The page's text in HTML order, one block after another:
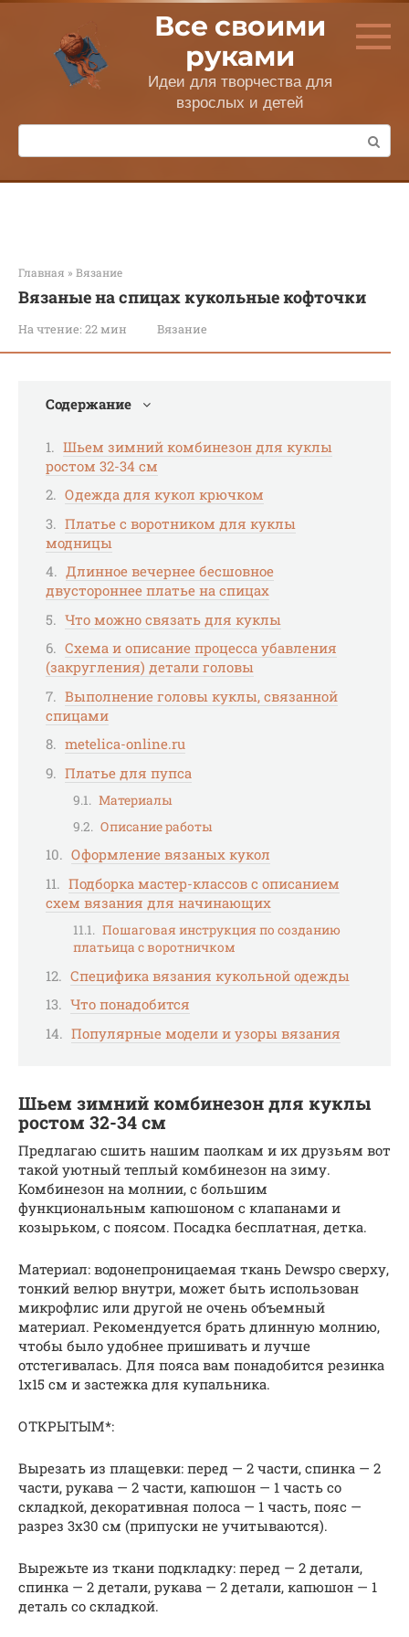
Перейти
контенту
Все своими
руками
Идеи для творчества для
взрослых и детей
Поиск:
Главная » Вязание
Вязаные на спицах кукольные кофточки
На чтение: 22 мин Вязание
Содержание
Шьем зимний комбинезон для куклы
ростом 32-34 см
Одежда для кукол крючком
Платье с воротником для куклы
модницы
Длинное вечернее бесшовное
двустороннее платье на спицах
Что можно связать для куклы
Схема и описание процесса убавления
(закругления) детали головы
Выполнение головы куклы, связанной
спицами
metelica-online.ru
Платье для пупса
Материалы
Описание работы
Оформление вязаных кукол
Подборка мастер-классов с описанием
схем вязания для начинающих
Пошаговая инструкция по созданию
платьица с воротничком
Специфика вязания кукольной одежды
Что понадобится
Популярные модели и узоры вязания
Шьем зимний комбинезон для куклы
ростом 32-34 см
Предлагаю сшить нашим паолкам и их друзьям вот
такой уютный теплый комбинезон на зиму.
Комбинезон на молнии, с большим
функциональным капюшоном с клапанами и
козырьком, с поясом. Посадка бесплатная, детка.
Материал: водонепроницаемая ткань Dewspo сверху,
тонкий велюр внутри, может быть использован
микрофлис или другой не очень объемный
материал. Рекомендуется брать длинную молнию,
чтобы было удобнее пришивать и лучше
отстегивалась. Для пояса вам понадобится резинка
1х15 см и застежка для купальника.
ОТКРЫТЫМ*:
Вырезать из плащевки: перед — 2 части, спинка — 2
части, рукава — 2 части, капюшон — 1 часть со
складкой, декоративная полоса — 1 часть, пояс —
разрез 3х30 см (припуски не учитываются).
Вырежьте из ткани подкладку: перед — 2 детали,
спинка — 2 детали, рукава — 2 детали, капюшон — 1
деталь со складкой.